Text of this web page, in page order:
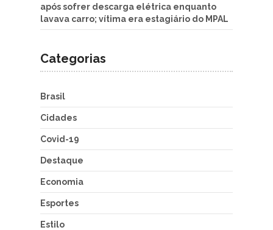
após sofrer descarga elétrica enquanto
lavava carro; vítima era estagiário do MPAL
Categorias
Brasil
Cidades
Covid-19
Destaque
Economia
Esportes
Estilo